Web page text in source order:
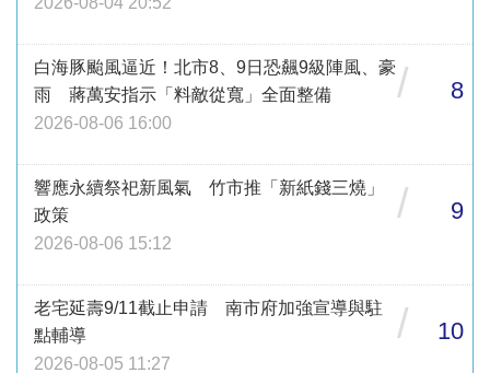
白海豚颱風逼近！北市8、9日恐飆9級陣風、豪
雨 蔣萬安指示「料敵從寬」全面整備
2026-08-06 16:00
/ 8
響應永續祭祀新風氣 竹市推「新紙錢三燒」
政策
2026-08-06 15:12
/ 9
老宅延壽9/11截止申請 南市府加強宣導與駐
點輔導
2026-08-05 11:27
/ 10